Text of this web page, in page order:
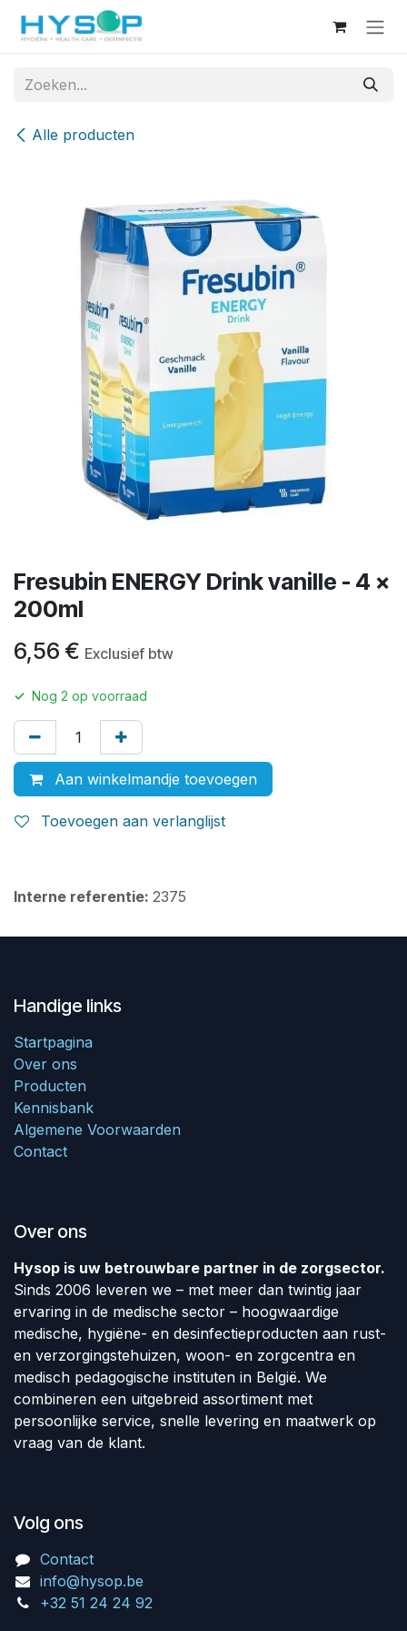
Overslaan naar inhoud
Alle producten
Fresubin ENERGY Drink vanille - 4 x
200ml
6,56 € Exclusief btw
✓ Nog 2 op voorraad
Aan winkelmandje toevoegen
Toevoegen aan verlanglijst
Interne referentie: 2375
Handige links
Startpagina
Over ons
Producten
Kennisbank
Algemene Voorwaarden
Contact
Over ons
Hysop is uw betrouwbare partner in de zorgsector.
Sinds 2006 leveren we – met meer dan twintig jaar
ervaring in de medische sector – hoogwaardige
medische, hygiëne- en desinfectieproducten aan rust-
en verzorgingstehuizen, woon- en zorgcentra en
medisch pedagogische instituten in België. We
combineren een uitgebreid assortiment met
persoonlijke service, snelle levering en maatwerk op
vraag van de klant.
Volg ons
Contact
info@hysop.be
+32 51 24 24 92